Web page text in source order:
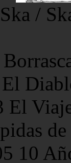
Ska /
El
10